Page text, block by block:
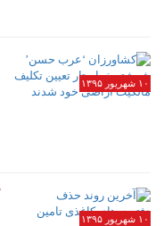
۱۰ شهریور ۱۳۹۵
۱۰ شهریور ۱۳۹۵